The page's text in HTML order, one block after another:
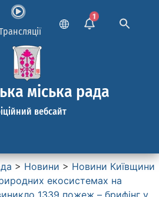
1
міська рада
вебсайт
> Новини > Новини Київщини
екосистемах на
1339 пожеж – брифінг у